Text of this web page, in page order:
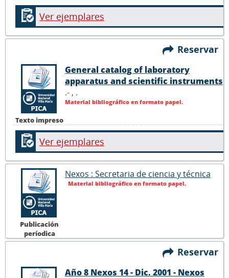
Ver ejemplares
Reservar
Texto impreso
General catalog of laboratory
apparatus and scientific instruments
.- , .
Material bibliográfico en formato papel.
Ver ejemplares
Publicación
períodica
Nexos : Secretaria de ciencia y técnica
Material bibliográfico en formato papel.
Reservar
Año 8 Nexos 14 - Dic. 2001 - Nexos